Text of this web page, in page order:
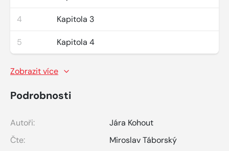
4 Kapitola 3
5 Kapitola 4
Zobrazit více
Podrobnosti
Autoři:
Jára Kohout
Čte:
Miroslav Táborský